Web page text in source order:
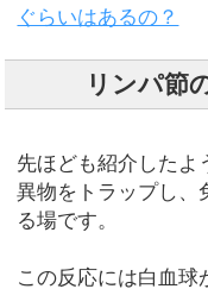
ぐらいはあるの？
リンパ節
先ほども紹介したよ
異物をトラップし、
る場です。
この反応には白血球